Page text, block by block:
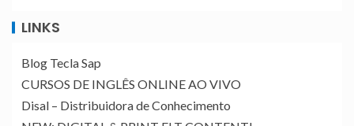
LINKS
Blog Tecla Sap
CURSOS DE INGLÊS ONLINE AO VIVO
Disal – Distribuidora de Conhecimento